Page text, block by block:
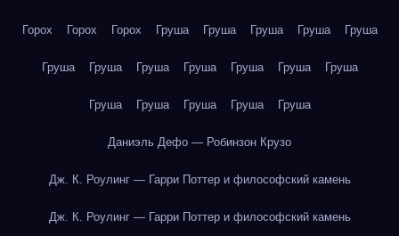
Горох Горох Горох Груша Груша Груша Груша Груша
Груша Груша Груша Груша Груша Груша Груша
Груша Груша Груша Груша Груша
Даниэль Дефо — Робинзон Крузо
Дж. К. Роулинг — Гарри Поттер и философский камень
Дж. К. Роулинг — Гарри Поттер и философский камень